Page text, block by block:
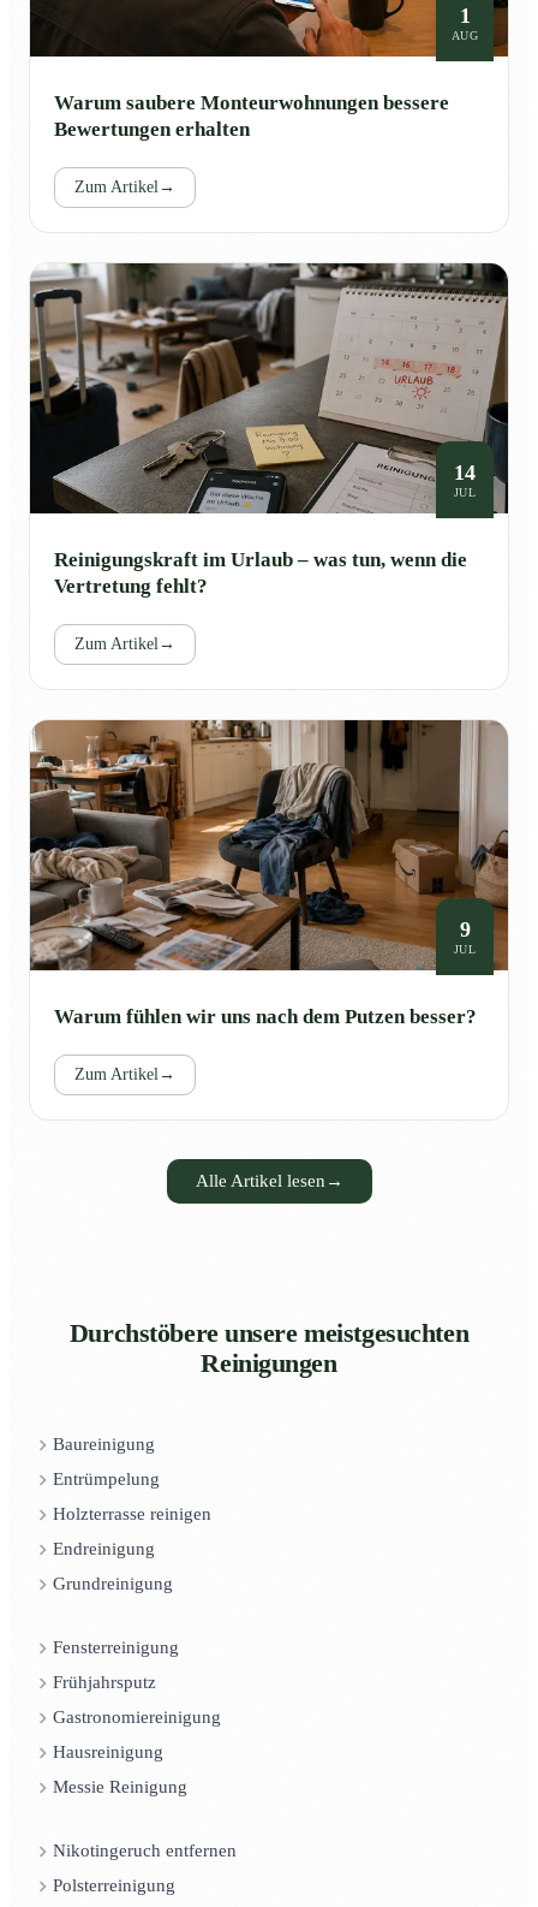
1
AUG
Warum saubere Monteurwohnungen bessere
Bewertungen erhalten
Zum Artikel→
14
JUL
Reinigungskraft im Urlaub – was tun, wenn die
Vertretung fehlt?
Zum Artikel→
9
JUL
Warum fühlen wir uns nach dem Putzen besser?
Zum Artikel→
Alle Artikel lesen →
Durchstöbere unsere meistgesuchten
Reinigungen
Baureinigung
Entrümpelung
Holzterrasse reinigen
Endreinigung
Grundreinigung
Fensterreinigung
Frühjahrsputz
Gastronomiereinigung
Hausreinigung
Messie Reinigung
Nikotingeruch entfernen
Polsterreinigung